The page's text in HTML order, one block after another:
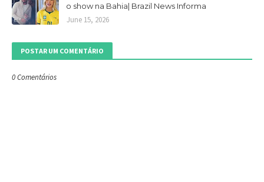
o show na Bahia| Brazil News Informa
June 15, 2026
POSTAR UM COMENTÁRIO
0 Comentários